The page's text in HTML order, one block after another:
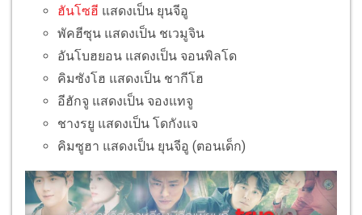
ฮันโซฮี แสดงเป็น ยุนจีอู
พัคฮีซุน แสดงเป็น ชเวมูจิน
อันโบฮยอน แสดงเป็น จอนพิลโด
คิมซังโฮ แสดงเป็น ชากีโฮ
อีฮักจู แสดงเป็น จองแทจู
ชางรยู แสดงเป็น โดกังแจ
คิมซูฮา แสดงเป็น ยุนจีอู (ตอนเด็ก)